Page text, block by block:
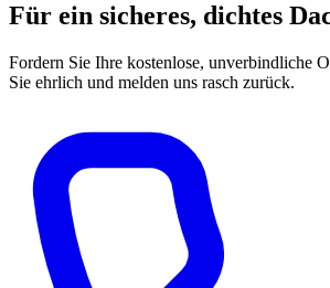
Für ein sicheres, dichtes
Fordern Sie Ihre kostenlose, unverbindliche
Sie ehrlich und melden uns rasch zurück.